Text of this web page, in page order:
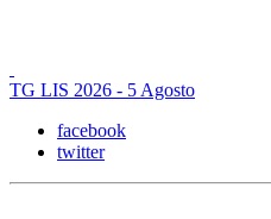
TG LIS 2026 - 5 Agosto
facebook
twitter